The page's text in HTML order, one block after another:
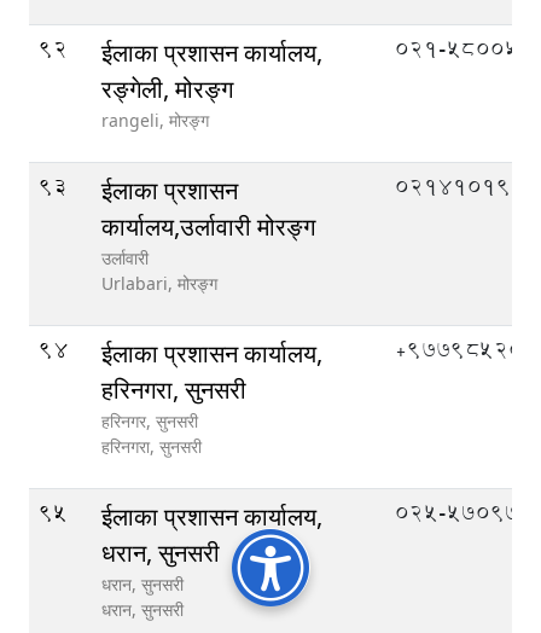
92
ईलाका प्रशासन कार्यालय,
रङ्गेली, मोरङ्ग
rangeli, मोरङ्ग
०२१-५८००५६
93
ईलाका प्रशासन
कार्यालय,उर्लावारी मोरङ्ग
उर्लावारी
Urlabari, मोरङ्ग
०२१४१०१९९
94
ईलाका प्रशासन कार्यालय,
हरिनगरा, सुनसरी
हरिनगर, सुनसरी
हरिनगरा, सुनसरी
95
ईलाका प्रशासन कार्यालय,
धरान, सुनसरी
धरान, सुनसरी
धरान, सुनसरी
०२५-५७०९७०